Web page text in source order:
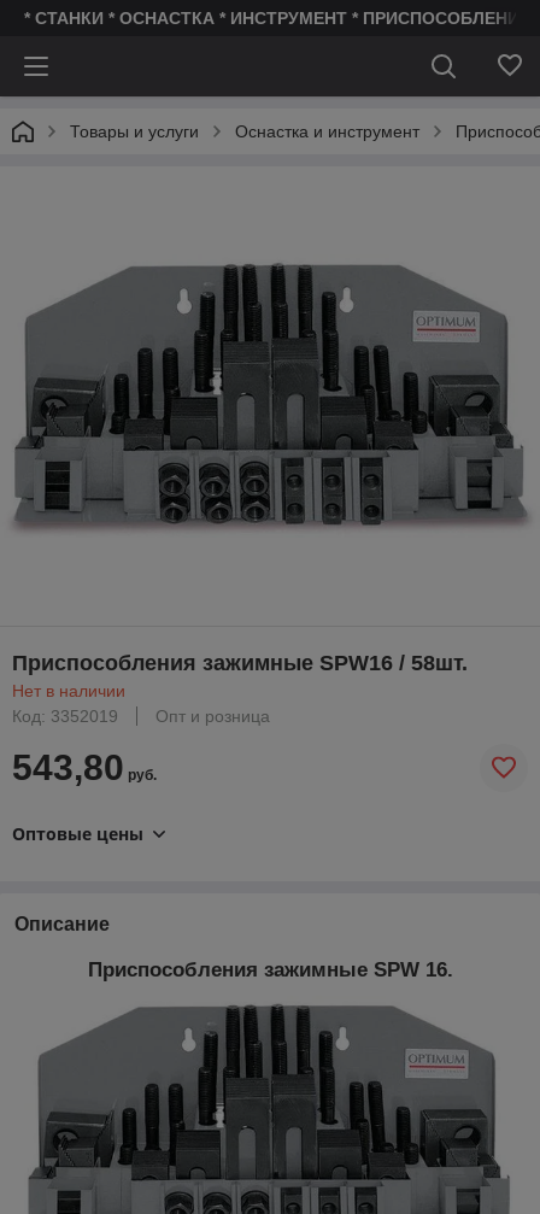
* СТАНКИ * ОСНАСТКА * ИНСТРУМЕНТ * ПРИСПОСОБЛЕНИЯ
Товары и услуги Оснастка и инструмент
Приспособления зажимные SPW16 / 58шт.
Нет в наличии
Код: 3352019
Опт и розница
543,80 руб.
Оптовые цены
Описание
Приспособления зажимные SPW 16.